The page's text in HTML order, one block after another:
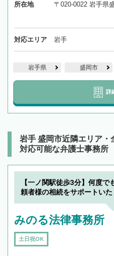
所在地 〒020-0022 岩手県
対応エリア 岩手
岩手県 盛岡市
詳
岩手 盛岡市近隣エリア
対応可能な弁護士事務所
【一ノ関駅徒歩3分】何度
頼者様の相続をサポートい
みのる法律事務所
土日祝OK